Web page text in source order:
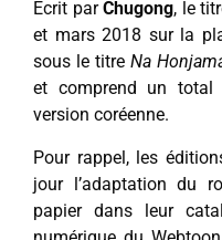
Écrit parChugong, le
et mars 2018 sur la
sous le titreNa
et comprend un
version coréenne.
Pour rappel, les
jour l’adaptation du
papier dans leur